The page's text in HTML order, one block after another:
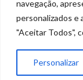
navegação,
personalizados e
"Aceitar Todos",
Personalizar